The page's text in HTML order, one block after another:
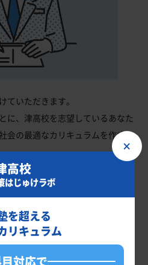
ていただきます。
に、津高校を志望しているあなた
会の最適なカリキュラムを作成し
試で確実に合格最低点以上を取
ための勉強法、学習スケジュール
×
高校
はじゅけラボ
を超える
リキュラム
対応で